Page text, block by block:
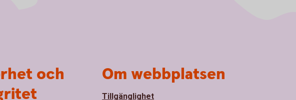
och
Om webbplatsen
Tillgänglighet